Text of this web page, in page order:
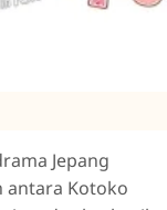
Jepang
antara Kotoko